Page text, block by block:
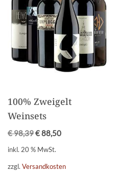
100% Zweigelt
Weinsets
€98,39€88,50
inkl. 20 % MwSt.
zzgl. Versandkosten